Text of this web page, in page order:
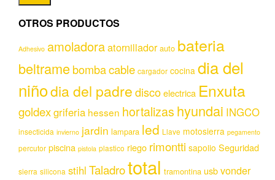
OTROS PRODUCTOS
Adhesivo amoladoraatornillador auto bateria
beltramebombacable cargador cocina dia del
niñodia del padrediscoelectrica Enxuta
goldexgriferia hessen hortalizas hyundai INGCO
insecticida invierno jardin lampara led Llave motosierra pegamento
percutor piscina pistola plastico riego rimontti sapolio Seguridad
sierra silicona stihl Taladrototal tramontina usbvonder